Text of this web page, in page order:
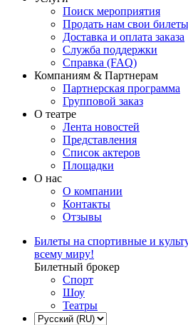
Поиск мероприятия
Продать нам свои билеты
Доставка и оплата заказа
Служба поддержки
Справка (FAQ)
Компаниям & Партнерам
Партнерская программа
Групповой заказ
О театре
Лента новостей
Представления
Список актеров
Площадки
О нас
О компании
Контакты
Отзывы
Билеты на спортивные и
всему миру!
Билетный брокер
Спорт
Шоу
Театры